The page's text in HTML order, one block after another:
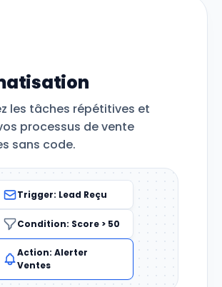
les tâches répétitives et
processus de vente
sans code.
Trigger: Lead Reçu
Condition: Score > 50
Action: Alerter
Ventes